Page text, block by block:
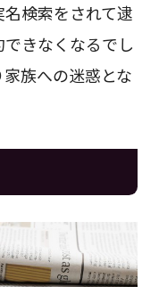
検索をされて逮
きなくなるでし
族への迷惑とな